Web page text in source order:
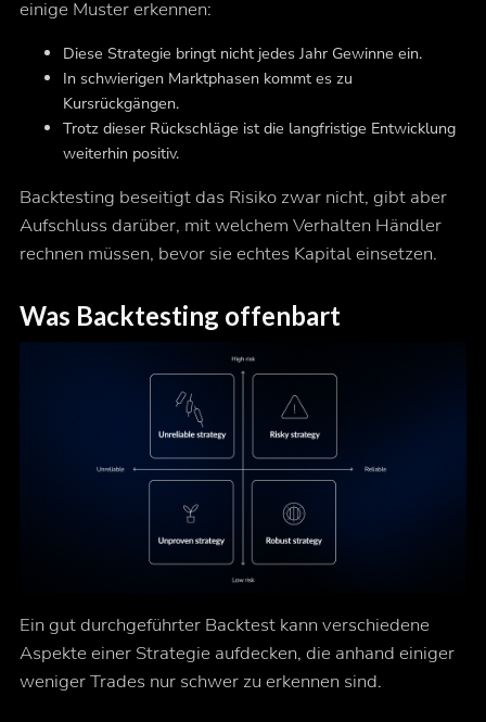
einige Muster erkennen:
Diese Strategie bringt nicht jedes Jahr Gewinne ein.
In schwierigen Marktphasen kommt es zu
Kursrückgängen.
Trotz dieser Rückschläge ist die langfristige Entwicklung
weiterhin positiv.
Backtesting beseitigt das Risiko zwar nicht, gibt aber
Aufschluss darüber, mit welchem Verhalten Händler
rechnen müssen, bevor sie echtes Kapital einsetzen.
Was Backtesting offenbart
Ein gut durchgeführter Backtest kann verschiedene
Aspekte einer Strategie aufdecken, die anhand einiger
weniger Trades nur schwer zu erkennen sind.